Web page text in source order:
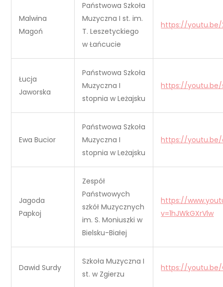
Malwina
Magoń
Państwowa Szkoła
Muzyczna I st. im.
T. Leszetyckiego
w Łańcucie
https://youtu.be/
Łucja
Jaworska
Państwowa Szkoła
Muzyczna I
stopnia w Leżajsku
https://youtu.be/
Ewa Bucior
Państwowa Szkoła
Muzyczna I
stopnia w Leżajsku
https://youtu.be/
Jagoda
Papkoj
Zespół
Państwowych
szkół Muzycznych
im. S. Moniuszki w
Bielsku-Białej
https://
v=1hJWkGXrVlw
Dawid Surdy
Szkoła Muzyczna I
st. w Zgierzu
https://youtu.be/